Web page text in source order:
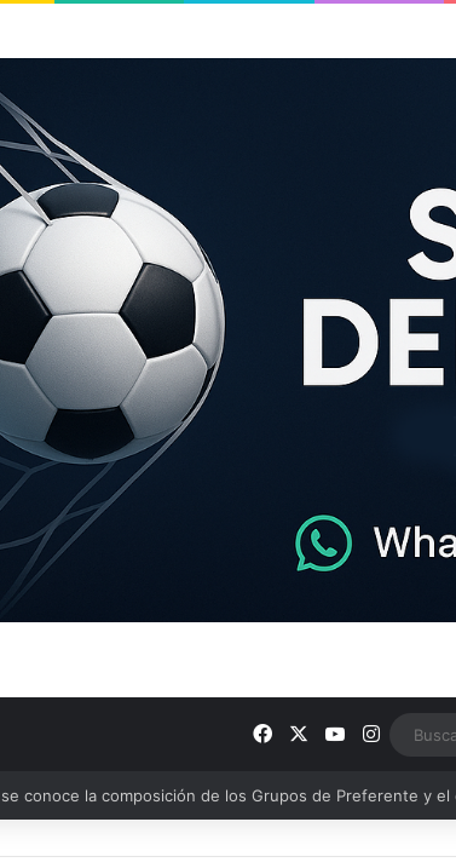
FacebookYouTube
deportiva del fin de semana en nuestra comarca